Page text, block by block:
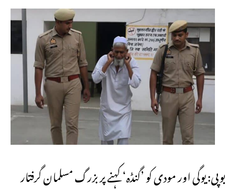
یوپی: یوگی اور مودی کو ’گنڈہ‘ کہنے پر بزرگ مسلمان گرفتار